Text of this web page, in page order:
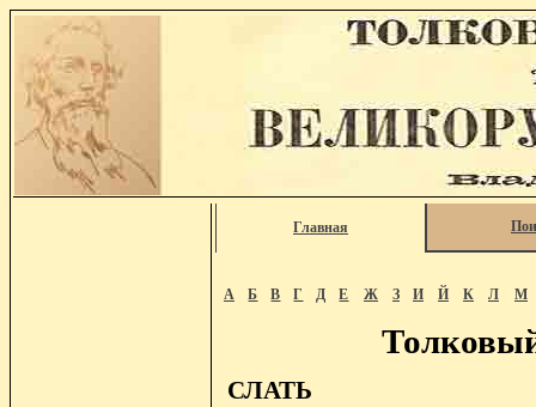
Главная
А Б В Г Д Е Ж З И Й К Л М
СЛАТЬ